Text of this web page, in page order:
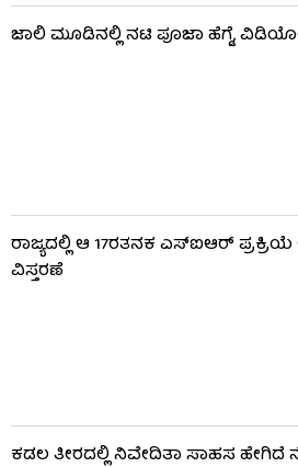
ಜಾಲಿ ಮೂಡಿನಲ್ಲಿ ನಟಿ ಪೂಜಾ ಹೆಗ್ಡೆ,
ರಾಜ್ಯದಲ್ಲಿ ಆ 17ರತನಕ ಎಸ್‌ಐಆರ್
ವಿಸ್ತರಣೆ
ಕಡಲ ತೀರದಲ್ಲಿ ನಿವೇದಿತಾ ಸಾಹಸ